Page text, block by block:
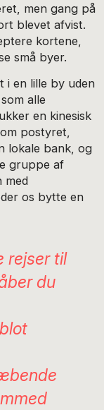
men gang på
blevet afvist.
kortene,
små byer.
i en lille by uden
alle
en kinesisk
postyret,
lokale bank, og
gruppe af
med
os bytte en
rejser til
du